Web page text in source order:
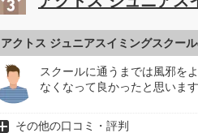
アクトス ジュニアスイミングスクー
スクールに通うまでは風邪を
なくなって良かったと思いま
その他の口コミ・評判